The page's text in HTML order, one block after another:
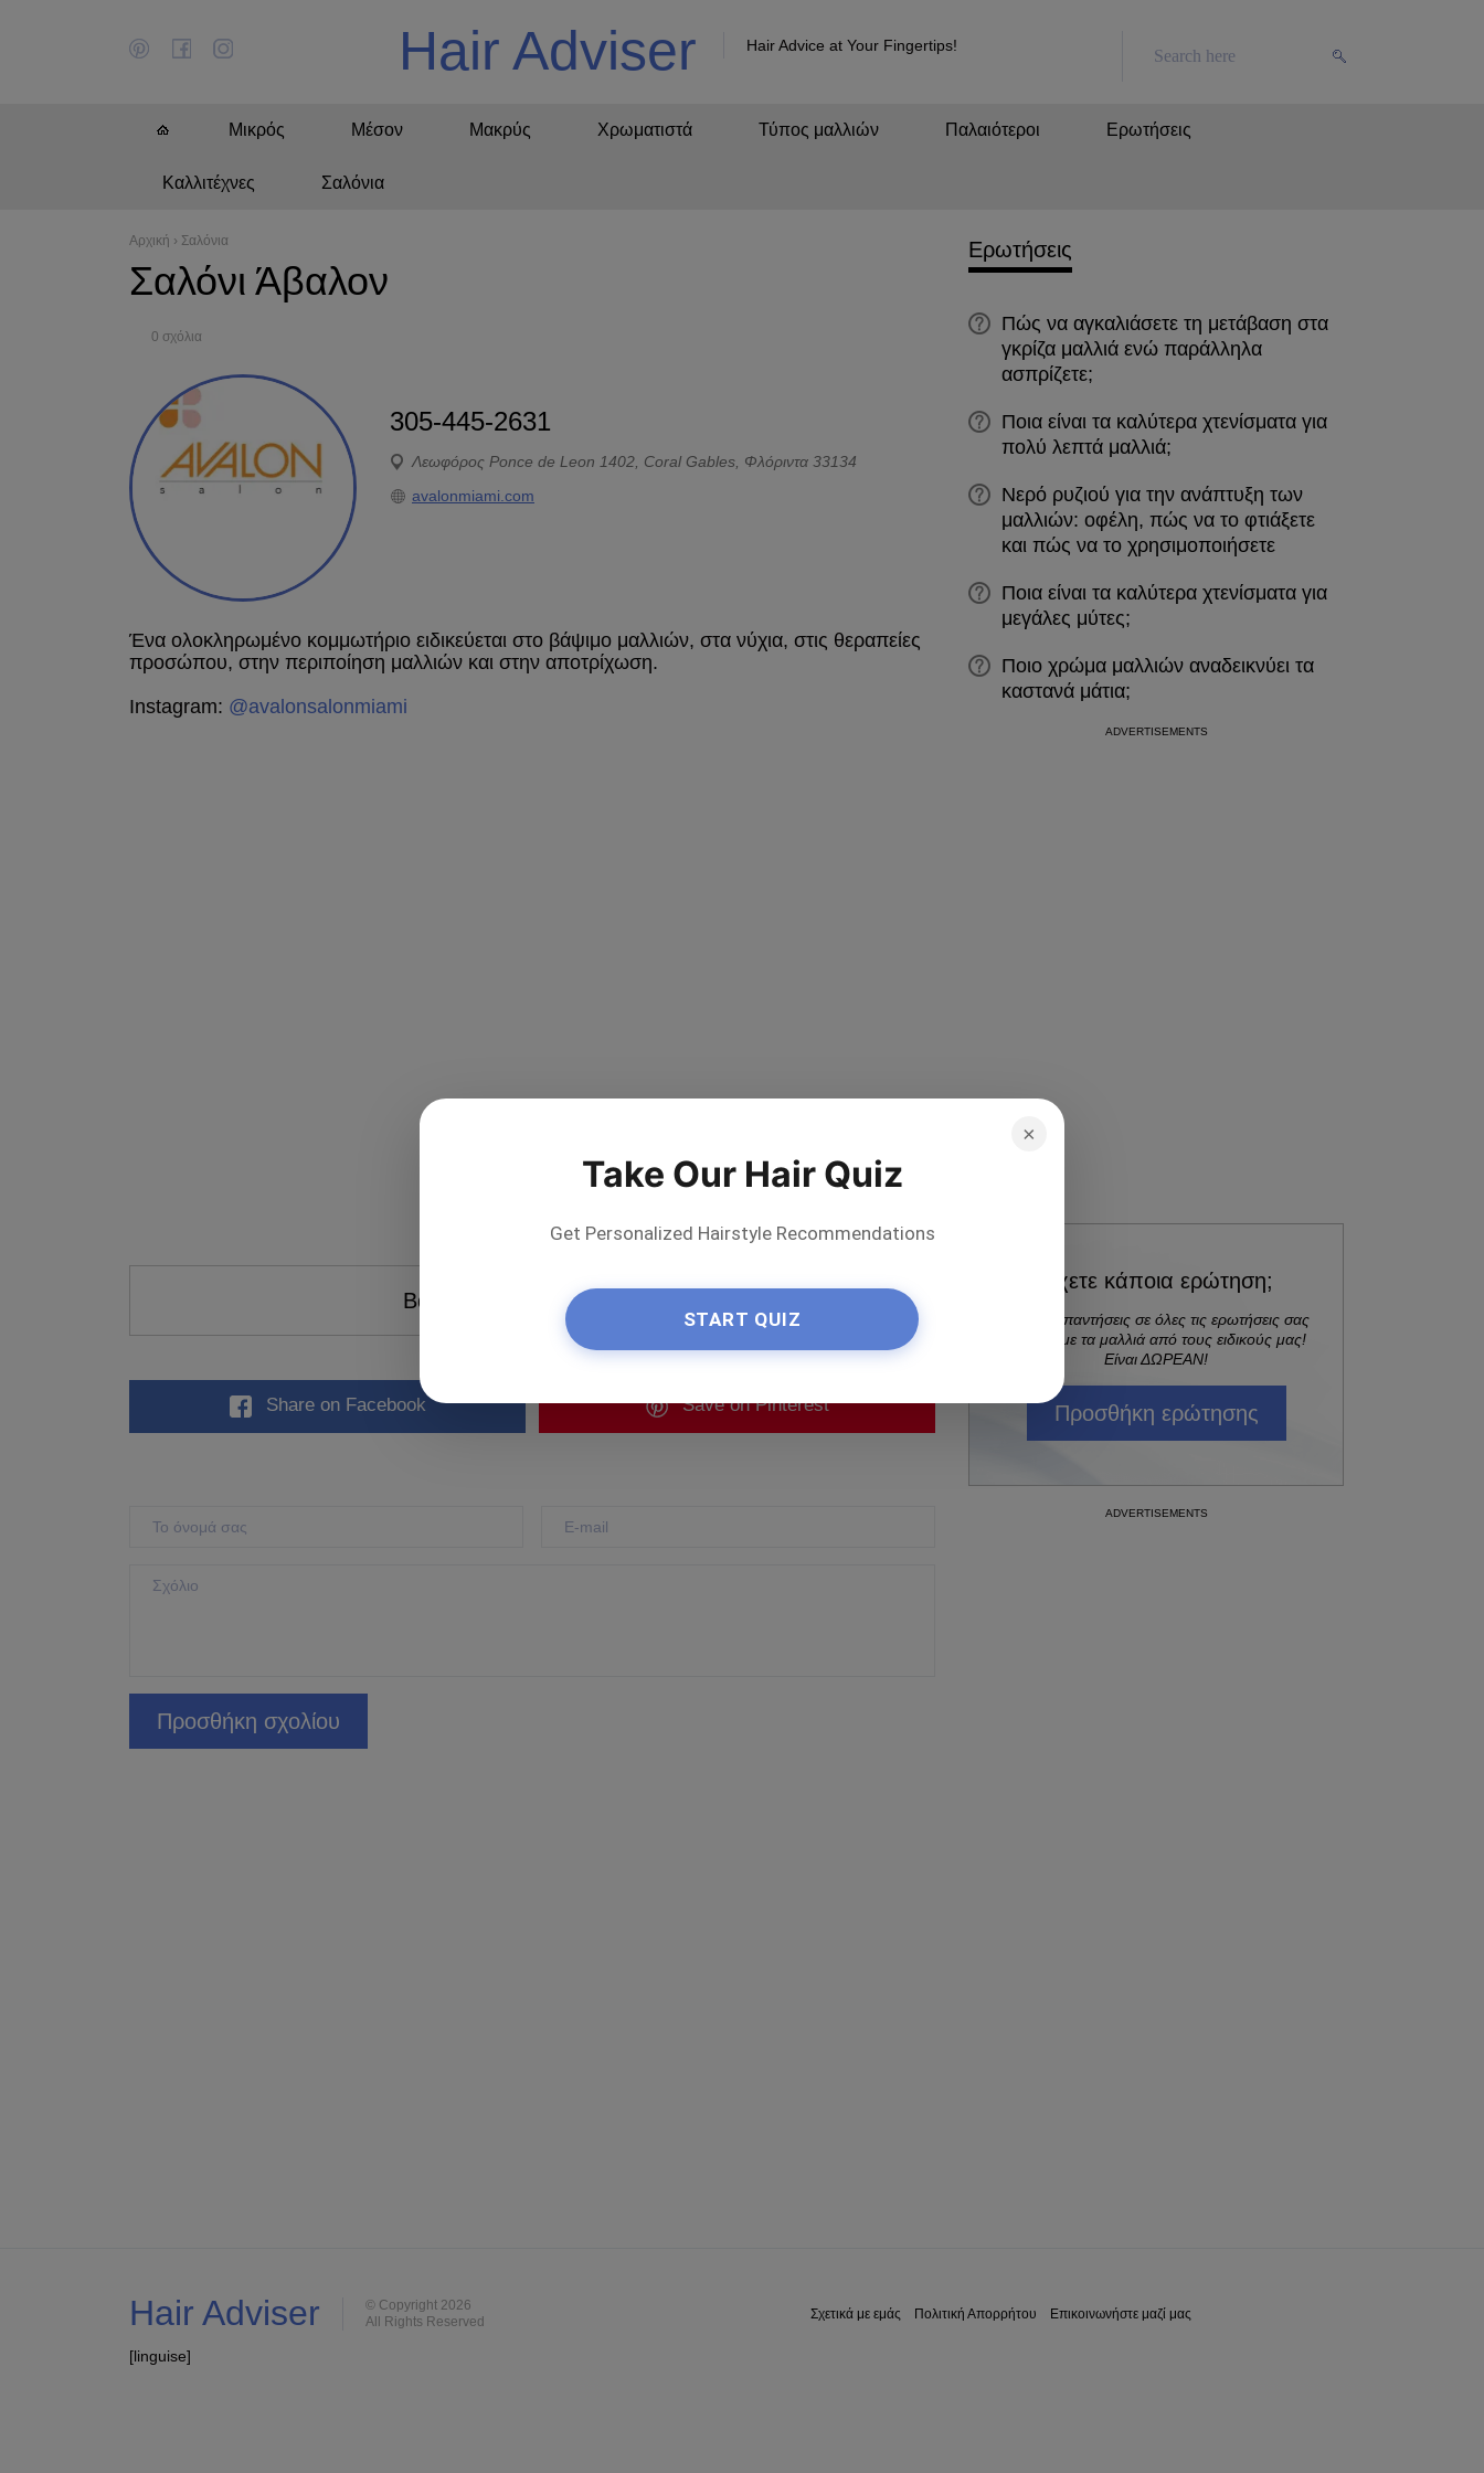
Hair Adviser Hair Advice at Your Fingertips!
Μικρός Μέσον Μακρύς Χρωματιστά Τύπος μαλλιών Παλαιότεροι Ερωτήσεις
Καλλιτέχνες Σαλόνια
Αρχική › Σαλόνια
Σαλόνι Άβαλον
0 σχόλια
305-445-2631
Λεωφόρος Ponce de Leon 1402, Coral Gables, Φλόριντα 33134
avalonmiami.com
Ένα ολοκληρωμένο κομμωτήριο ειδικεύεται στο βάψιμο μαλλιών, στα νύχια, στις θεραπείες
προσώπου, στην περιποίηση μαλλιών και στην αποτρίχωση.
Instagram: @avalonsalonmiami
Βαθμολογήστε το σαλόνι
Share on Facebook Saveon Pinterest
Ερωτήσεις
Πώς να αγκαλιάσετε τη μετάβαση στα
γκρίζα μαλλιά ενώ παράλληλα
ασπρίζετε;
Ποια είναι τα καλύτερα χτενίσματα για
πολύ λεπτά μαλλιά;
Νερό ρυζιού για την ανάπτυξη των
μαλλιών: οφέλη, πώς να το φτιάξετε
και πώς να το χρησιμοποιήσετε
Ποια είναι τα καλύτερα χτενίσματα για
μεγάλες μύτες;
Ποιο χρώμα μαλλιών αναδεικνύει τα
καστανά μάτια;
Έχετε κάποια ερώτηση;
Λάβετε απαντήσεις σε όλες τις ερωτήσεις σας
σχετικά με τα μαλλιά από τους ειδικούς μας!
Είναι ΔΩΡΕΑΝ!
Προσθήκη ερώτησης
Hair Adviser
© Copyright 2026
All Rights Reserved
Σχετικά με εμάς Πολιτική Απορρήτου Επικοινωνήστε μαζί μας
[linguise]
×
Take Our Hair Quiz
Get Personalized Hairstyle Recommendations
START QUIZ